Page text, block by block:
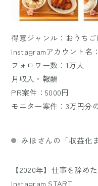
得意ジャンル：おうち
Instagramアカウント名
フォロワー数：1万人
月収入・報酬
PR案件：5000円
モニター案件：3万円分
みほさんの「収益化
【2020年】仕事を辞め
Instagram START